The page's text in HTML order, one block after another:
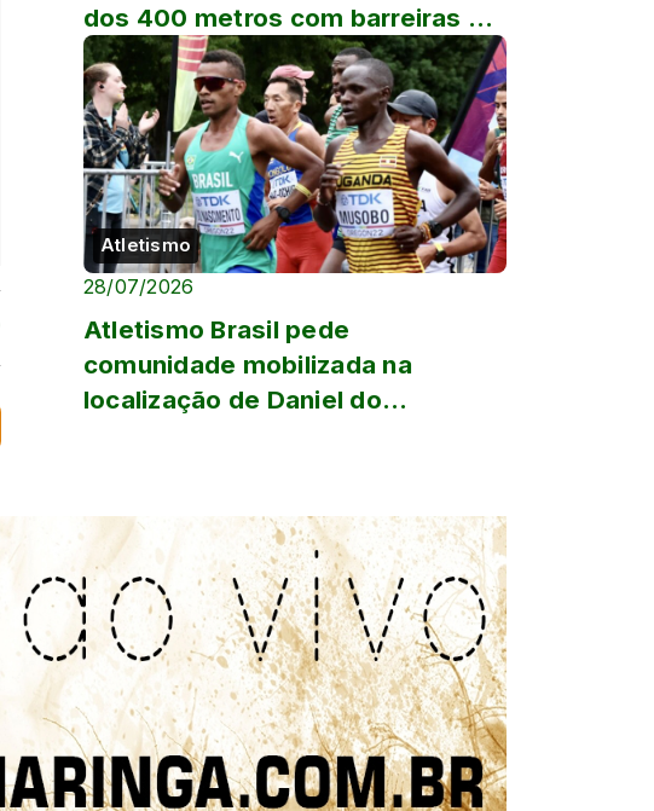
dos 400 metros com barreiras no
Troféu Brasil
Atletismo
28/07/2026
Atletismo Brasil pede
comunidade mobilizada na
localização de Daniel do